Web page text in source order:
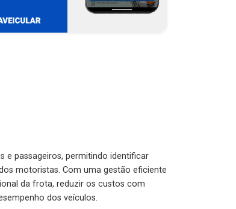
passageiros, permitindo identificar
motoristas. Com uma gestão eficiente
da frota, reduzir os custos com
dos veículos.